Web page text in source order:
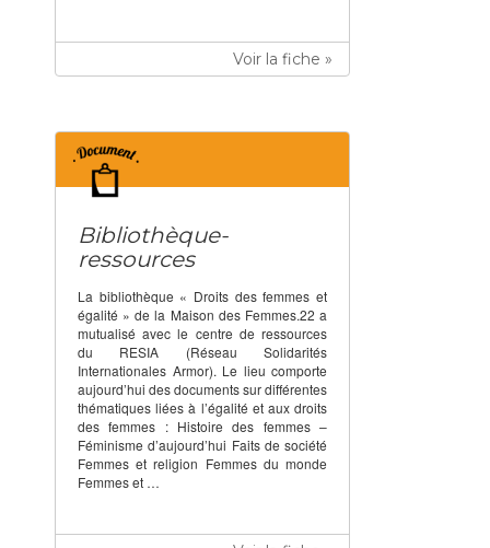
Voir la fiche »
Bibliothèque-
ressources
La bibliothèque « Droits des femmes et
égalité » de la Maison des Femmes.22 a
mutualisé avec le centre de ressources
du RESIA (Réseau Solidarités
Internationales Armor). Le lieu comporte
aujourd’hui des documents sur différentes
thématiques liées à l’égalité et aux droits
des femmes : Histoire des femmes –
Féminisme d’aujourd’hui Faits de société
Femmes et religion Femmes du monde
Femmes et …